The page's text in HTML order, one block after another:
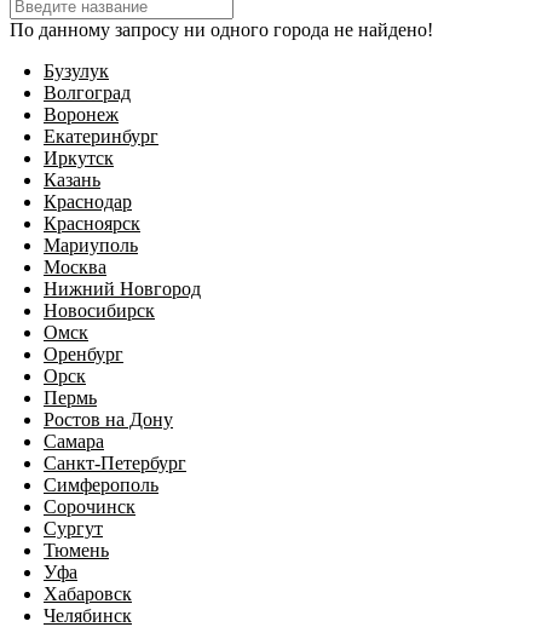
По данному запросу ни одного города не найдено!
Бузулук
Волгоград
Воронеж
Екатеринбург
Иркутск
Казань
Краснодар
Красноярск
Мариуполь
Москва
Нижний Новгород
Новосибирск
Омск
Оренбург
Орск
Пермь
Ростов на Дону
Самара
Санкт-Петербург
Симферополь
Сорочинск
Сургут
Тюмень
Уфа
Хабаровск
Челябинск